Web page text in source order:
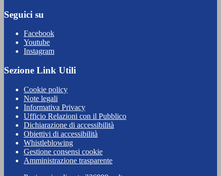
Seguici su
Facebook
Youtube
Instagram
Sezione Link Utili
Cookie policy
Note legali
Informativa Privacy
Ufficio Relazioni con il Pubblico
Dichiarazione di accessibilità
Obiettivi di accessibilità
Whistleblowing
Gestione consensi cookie
Amministrazione trasparente